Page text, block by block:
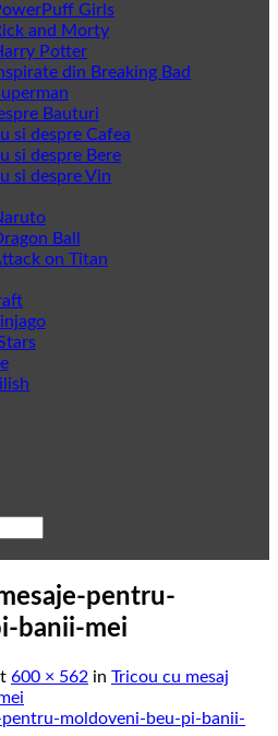
Girls
and Morty
Potter
din Breaking Bad
Bauturi
si despre Cafea
si despre Bere
si despre Vin
Ball
on Titan
pentru-
banii-mei
600 × 562 in Tricou cu mesaj